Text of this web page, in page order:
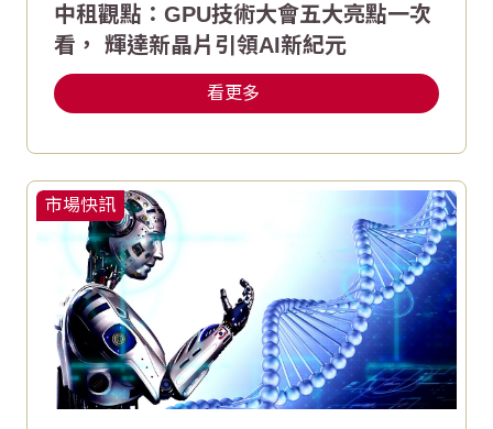
中租觀點：GPU技術大會五大亮點一次
看， 輝達新晶片引領AI新紀元
看更多
市場快訊